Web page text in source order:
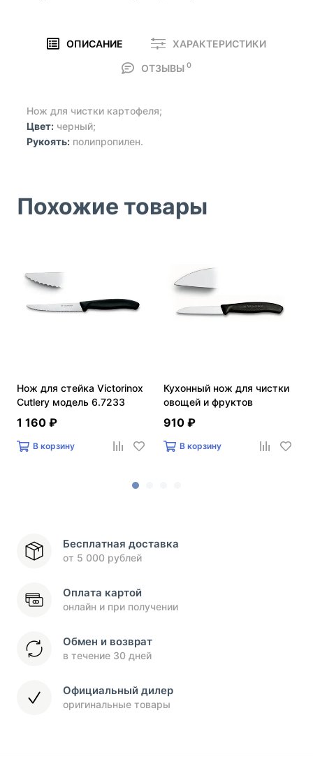
ОПИСАНИЕ ХАРАКТЕРИСТИКИ
ОТЗЫВЫ0
Нож для чистки картофеля;
Цвет: черный;
Рукоять: полипропилен.
Похожие товары
Нож для стейка Victorinox
Cutlery модель 6.7233
1 160 ₽
В корзину
Кухонный нож для чистки
овощей и фруктов
Victorinox Cutlery модель
6.7403
910 ₽
В корзину
Бесплатная доставка
от 5 000 рублей
Оплата картой
онлайн и при получении
Обмен и возврат
в течение 30 дней
Официальный дилер
оригинальные товары